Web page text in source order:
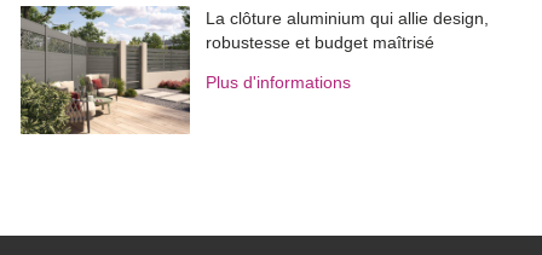
La clôture aluminium qui allie design,
robustesse et budget maîtrisé
Plus d'informations